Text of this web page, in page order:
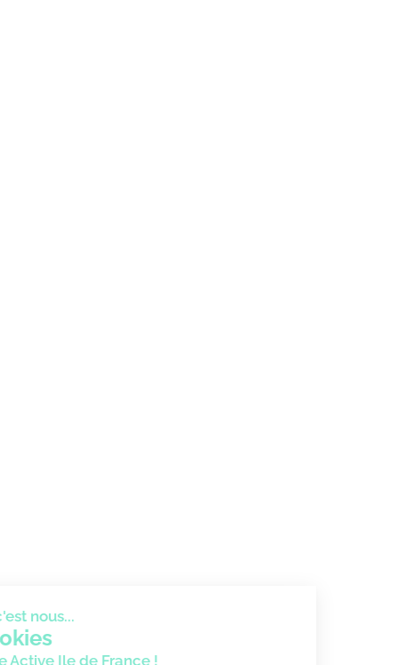
Bonjour c'est nous...
les Cookies
de France Active Ile de France !